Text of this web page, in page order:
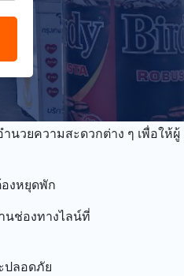
นวยความสะดวกต่าง ๆ เพื่อให้ผู้
งหยุดพัก
นช่องทางไลน์ที่
ปลอดภัย